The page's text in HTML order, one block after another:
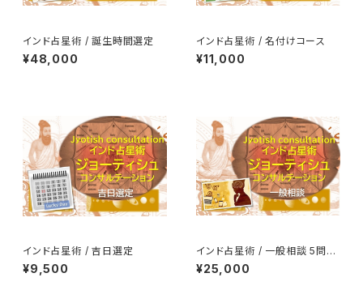
インド占星術 / 誕生時間選定
¥48,000
インド占星術 / 名付けコース
¥11,000
インド占星術 / 吉日選定
¥9,500
インド占星術 / 一般相談 5問コ
ース
¥25,000